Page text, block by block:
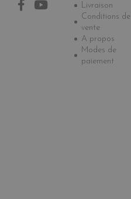
Livraison
Conditions de
vente
A propos
Modes de
paiement